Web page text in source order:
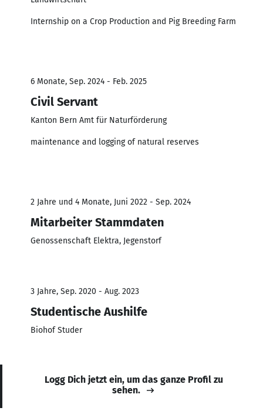
Internship on a Crop Production and Pig Breeding Farm
6 Monate, Sep. 2024 - Feb. 2025
Civil Servant
Kanton Bern Amt für Naturförderung
maintenance and logging of natural reserves
2 Jahre und 4 Monate, Juni 2022 - Sep. 2024
Mitarbeiter Stammdaten
Genossenschaft Elektra, Jegenstorf
3 Jahre, Sep. 2020 - Aug. 2023
Studentische Aushilfe
Biohof Studer
Logg Dich jetzt ein, um das ganze Profil zu
sehen.